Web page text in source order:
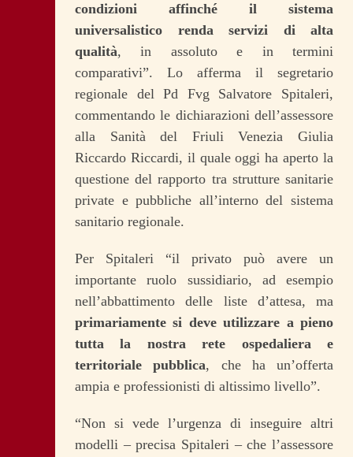
condizioni affinché il sistema
universalistico renda servizi di alta
qualità, in assoluto e in termini
comparativi”. Lo afferma il segretario
regionale del Pd Fvg Salvatore Spitaleri,
commentando le dichiarazioni dell’assessore
alla Sanità del Friuli Venezia Giulia
Riccardo Riccardi, il quale oggi ha aperto la
questione del rapporto tra strutture sanitarie
private e pubbliche all’interno del sistema
sanitario regionale.
Per Spitaleri “il privato può avere un
importante ruolo sussidiario, ad esempio
nell’abbattimento delle liste d’attesa, ma
primariamente si deve utilizzare a pieno
tutta la nostra rete ospedaliera e
territoriale pubblica, che ha un’offerta
ampia e professionisti di altissimo livello”.
“Non si vede l’urgenza di inseguire altri
modelli – precisa Spitaleri – che l’assessore